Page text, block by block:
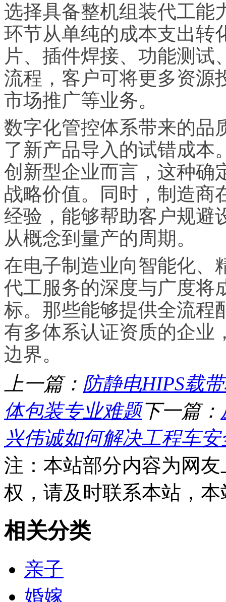
选择具备整机组装代工能
环节从单纯的成本支出转
片、插件焊接、功能测试
流程，客户可将更多资源
市场推广等业务。
数字化管控体系带来的品
了新产品导入的试错成本
创新型企业而言，这种确
战略价值。同时，制造商
经验，能够帮助客户规避
从概念到量产的周期。
在电子制造业向智能化、
代工服务的深度与广度将
标。那些能够提供全流程
有多体系认证资质的企业
边界。
上一篇： 防静电HIPS载
体包装专业难题下一篇：
兴伟诚如何解决工程车
注：本站部分内容为网
权，请及时联系本站，
相关分类
亲子
婚嫁